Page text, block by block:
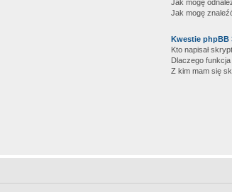
Jak mogę
Jak mogę
Kwestie phpBB
Kto napisał
Dlaczego
Z kim mam się